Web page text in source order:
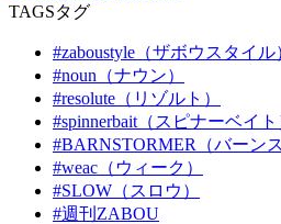
TAGSタグ
#zaboustyle（ザボウスタイル
#noun（ナウン）
#resolute（リゾルト）
#spinnerbait（スピナーベイト
#BARNSTORMER（バーン
#weac（ウィーク）
#SLOW（スロウ）
#週刊ZABOU